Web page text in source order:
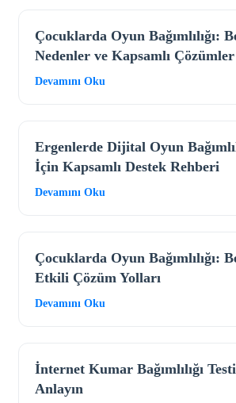
Çocuklarda Oyun Bağımlılığı:
Nedenler ve Kapsamlı Çözümler
Devamını Oku
Ergenlerde Dijital Oyun
İçin Kapsamlı Destek Rehberi
Devamını Oku
Çocuklarda Oyun Bağımlılığı:
Etkili Çözüm Yolları
Devamını Oku
İnternet Kumar Bağımlılığı
Anlayın